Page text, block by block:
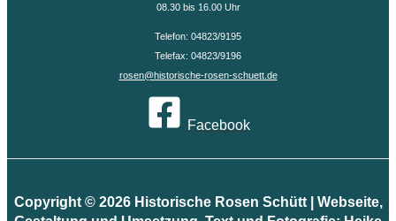
08.30 bis 16.00 Uhr
Telefon: 04823/9195
Telefax: 04823/9196
rosen@historische-rosen-schuett.de
Facebook
Copyright © 2026 Historische Rosen Schütt | Webseite,